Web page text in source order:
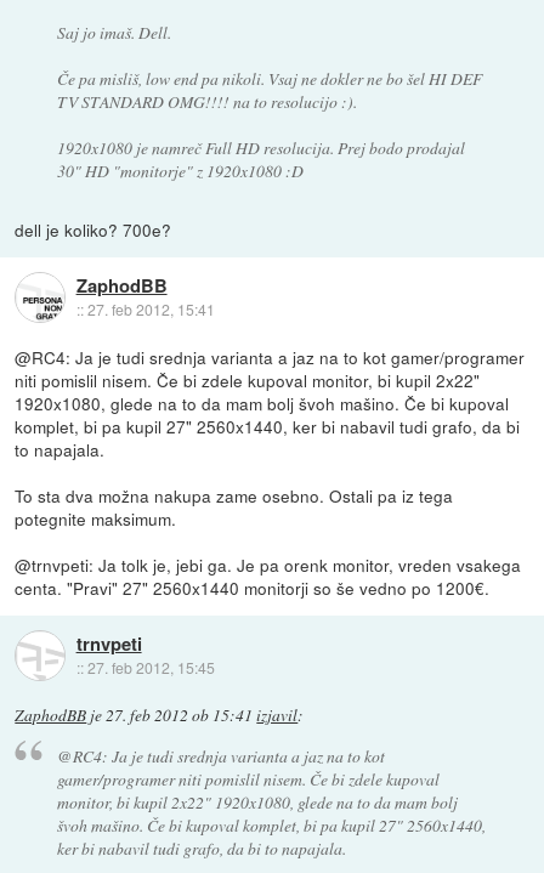
Saj jo imaš. Dell.
Če pa misliš, low end pa nikoli. Vsaj ne dokler ne bo šel HI DEF
TV STANDARD OMG!!!! na to resolucijo :).
1920x1080 je namreč Full HD resolucija. Prej bodo prodajal
30" HD "monitorje" z 1920x1080 :D
dell je koliko? 700e?
ZaphodBB
::27. feb 2012, 15:41
@RC4: Ja je tudi srednja varianta a jaz na to kot gamer/programer
niti pomislil nisem. Če bi zdele kupoval monitor, bi kupil 2x22"
1920x1080, glede na to da mam bolj švoh mašino. Če bi kupoval
komplet, bi pa kupil 27" 2560x1440, ker bi nabavil tudi grafo, da bi
to napajala.
To sta dva možna nakupa zame osebno. Ostali pa iz tega
potegnite maksimum.
@trnvpeti: Ja tolk je, jebi ga. Je pa orenk monitor, vreden vsakega
centa. "Pravi" 27" 2560x1440 monitorji so še vedno po 1200€.
trnvpeti
::27. feb 2012, 15:45
ZaphodBB je27. feb 2012 ob 15:41 izjavil:
@RC4: Ja je tudi srednja varianta a jaz na to kot
gamer/programer niti pomislil nisem. Če bi zdele kupoval
monitor, bi kupil 2x22" 1920x1080, glede na to da mam bolj
švoh mašino. Če bi kupoval komplet, bi pa kupil 27" 2560x1440,
ker bi nabavil tudi grafo, da bi to napajala.